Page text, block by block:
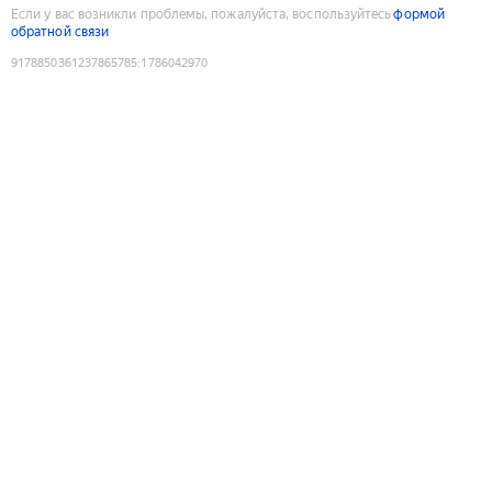
Если у вас возникли проблемы, пожалуйста, воспользуйтесьформой
обратной связи
9178850361237865785:1786042970